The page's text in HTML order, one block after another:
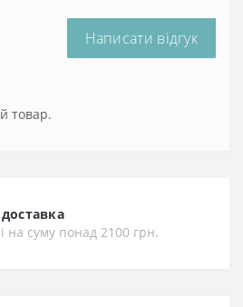
Написати відгук
товар.
на суму понад 2100 грн.